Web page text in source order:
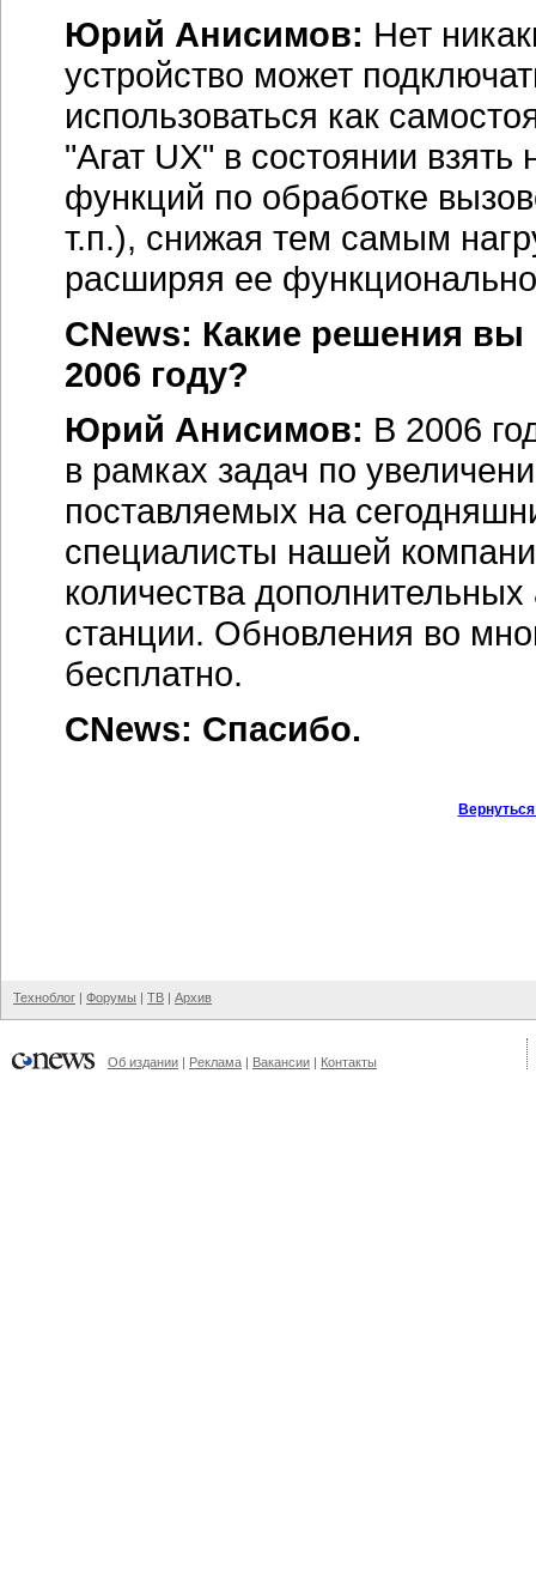
Юрий Анисимов: Нет
устройство может
использоваться как
"Агат UX" в состоянии
функций по обработке
т.п.), снижая тем самым
расширяя ее
CNews: Какие решения вы
2006 году?
Юрий Анисимов: В 2006
в рамках задач по
поставляемых на
специалисты нашей
количества
станции. Обновления во
бесплатно.
CNews: Спасибо.
Техноблог | Форумы | ТВ | Архив
Об издании | Реклама | Вакансии | Контакты